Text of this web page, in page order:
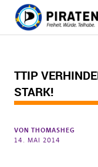
TTIP
STARK!
VON THOMASHEG
14. MAI 2014